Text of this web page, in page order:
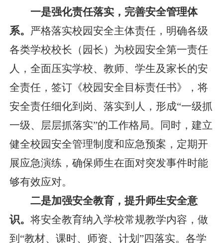
一是强化责任落实，完善安全管理体
系。
严格落实校园安全主体责任，明确各级
各类学校校长（园长）为校园安全第一责任
人，全面压实学校、教师、学生及家长的安
全责任，签订《校园安全目标责任书》，将
安全责任细化到岗、落实到人，形成“一级抓
一级、层层抓落实”的工作格局。同时，建立
健全校园安全管理制度和应急预案，定期开
展应急演练，确保师生在面对突发事件时能
够有效应对。
二是加强安全教育，提升师生安全意
识。 将安全教育纳入学校常规教学内容，做
到 “教材、课时、师资、计划”四落实。各学